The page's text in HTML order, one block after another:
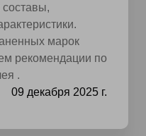
марок
рекомендации по
.
09 декабря 2025 г.